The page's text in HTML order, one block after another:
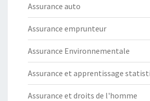
Assurance auto
Assurance emprunteur
Assurance Environnementale
Assurance et apprentissage
Assurance et droits de l'homme